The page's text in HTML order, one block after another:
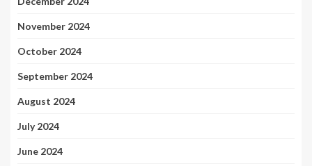
November 2024
October 2024
September 2024
August 2024
July 2024
June 2024